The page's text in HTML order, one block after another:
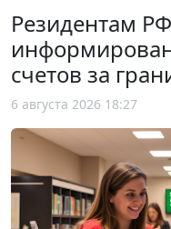
Резидентам
счетов за
6 августа 2026 18:27